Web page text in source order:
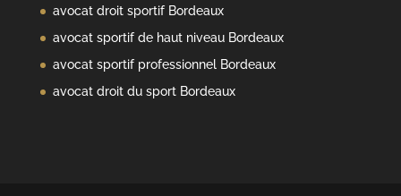
avocat droit sportif Bordeaux
avocat sportif de haut niveau Bordeaux
avocat sportif professionnel Bordeaux
avocat droit du sport Bordeaux